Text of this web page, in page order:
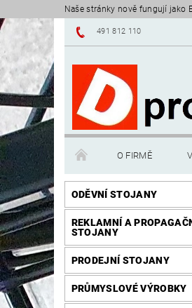
Naše stránky nově fungují jako
491 812 110
O FIRMĚ
ODĚVNÍ STOJANY
REKLAMNÍ A
STOJANY
PRODEJNÍ STOJANY
PRŮMYSLOVÉ VÝROBKY